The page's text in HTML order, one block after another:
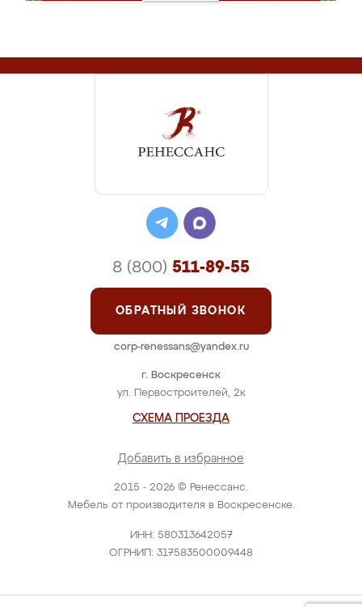
2015 - 2026 © Ренессанс.
Мебель от производителя в Воскресенске.
ИНН: 580313642057
ОГРНИП: 317583500009448
г. Воскресенск
ул. Первостроителей, 2к
СХЕМА ПРОЕЗДА
Добавить в избранное
8 (800) 511-89-55
ОБРАТНЫЙ ЗВОНОК
corp-renessans@yandex.ru